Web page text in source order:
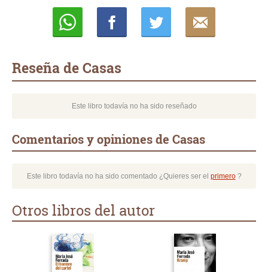
Reseña de Casas
Este libro todavía no ha sido reseñado
Comentarios y opiniones de Casas
Este libro todavía no ha sido comentado ¿Quieres ser el primero?
Otros libros del autor